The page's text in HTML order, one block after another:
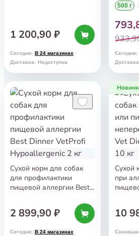
1 200,90 ₽
Сегодня: В 24 магазинах
Доставка: Недоступна
500 г
Сегодня:
Доставка
Сухой корм для собак
для профилактики
пищевой аллергии Best
2 899,90 ₽
Сегодня: В 24 магазинах
Сухой
при
Vet
10